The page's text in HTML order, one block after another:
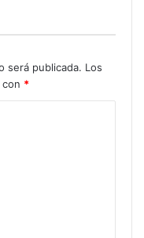
chef y
Negro. Su
cadenas hoteleras
será publicada. Los
*